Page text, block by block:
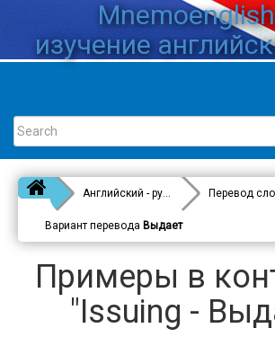
изучение
Английский - русский
Вариант перевода Выдает
Примеры в
"Issuing -